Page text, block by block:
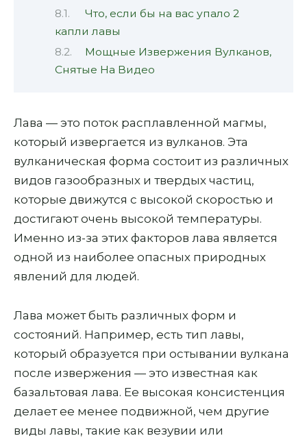
Что, если бы на вас упало 2
капли лавы
Мощные Извержения Вулканов,
Снятые На Видео
Лава — это поток расплавленной магмы,
который извергается из вулканов. Эта
вулканическая форма состоит из различных
видов газообразных и твердых частиц,
которые движутся с высокой скоростью и
достигают очень высокой температуры.
Именно из-за этих факторов лава является
одной из наиболее опасных природных
явлений для людей.
Лава может быть различных форм и
состояний. Например, есть тип лавы,
который образуется при остывании вулкана
после извержения — это известная как
базальтовая лава. Ее высокая консистенция
делает ее менее подвижной, чем другие
виды лавы, такие как везувии или